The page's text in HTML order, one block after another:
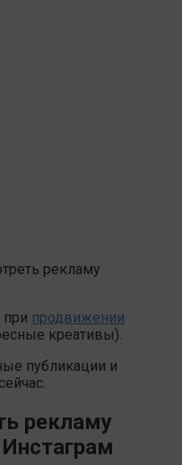
рекламу
продвижении
креативы).
публикации и
рекламу